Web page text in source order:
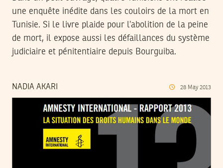
une enquête inédite dans les couloirs de la mort en
Tunisie. Si le livre plaide pour l’abolition de la peine
de mort, il expose aussi les défaillances du système
judiciaire et pénitentiaire depuis Bourguiba.
NADIA AKARI 28 May 2013